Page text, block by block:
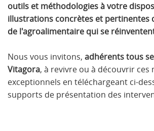
outils et méthodologies à votre
illustrations concrètes et pertinentes
de l'agroalimentaire qui se
Nous vous invitons, adhérents tous
Vitagora, à revivre ou à découvrir ces
exceptionnels en téléchargeant ci-
supports de présentation des